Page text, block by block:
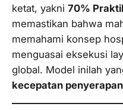
ketat, yakni 70%
memastikan bahwa
memahami konsep
menguasai eksekusi
global. Model inilah
kecepatan